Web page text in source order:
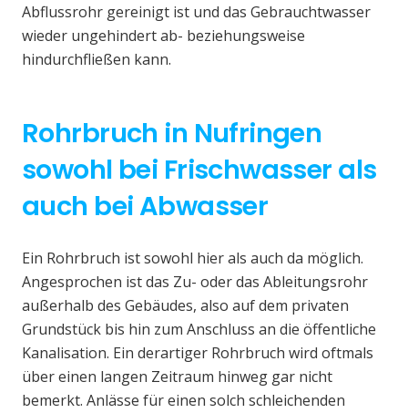
Abflussrohr gereinigt ist und das Gebrauchtwasser
wieder ungehindert ab- beziehungsweise
hindurchfließen kann.
Rohrbruch in Nufringen
sowohl bei Frischwasser als
auch bei Abwasser
Ein Rohrbruch ist sowohl hier als auch da möglich.
Angesprochen ist das Zu- oder das Ableitungsrohr
außerhalb des Gebäudes, also auf dem privaten
Grundstück bis hin zum Anschluss an die öffentliche
Kanalisation. Ein derartiger Rohrbruch wird oftmals
über einen langen Zeitraum hinweg gar nicht
bemerkt. Anlässe für einen solch schleichenden